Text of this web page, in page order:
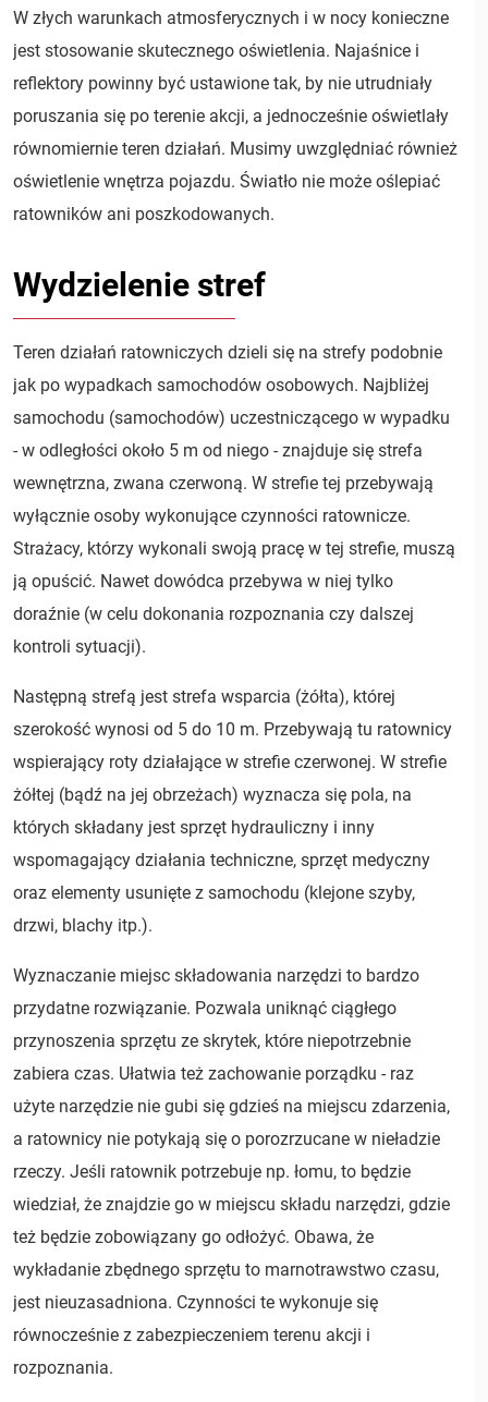
W złych warunkach atmosferycznych i w nocy konieczne
jest stosowanie skutecznego oświetlenia. Najaśnice i
reflektory powinny być ustawione tak, by nie utrudniały
poruszania się po terenie akcji, a jednocześnie oświetlały
równomiernie teren działań. Musimy uwzględniać również
oświetlenie wnętrza pojazdu. Światło nie może oślepiać
ratowników ani poszkodowanych.
Wydzielenie stref
Teren działań ratowniczych dzieli się na strefy podobnie
jak po wypadkach samochodów osobowych. Najbliżej
samochodu (samochodów) uczestniczącego w wypadku
- w odległości około 5 m od niego - znajduje się strefa
wewnętrzna, zwana czerwoną. W strefie tej przebywają
wyłącznie osoby wykonujące czynności ratownicze.
Strażacy, którzy wykonali swoją pracę w tej strefie, muszą
ją opuścić. Nawet dowódca przebywa w niej tylko
doraźnie (w celu dokonania rozpoznania czy dalszej
kontroli sytuacji).
Następną strefą jest strefa wsparcia (żółta), której
szerokość wynosi od 5 do 10 m. Przebywają tu ratownicy
wspierający roty działające w strefie czerwonej. W strefie
żółtej (bądź na jej obrzeżach) wyznacza się pola, na
których składany jest sprzęt hydrauliczny i inny
wspomagający działania techniczne, sprzęt medyczny
oraz elementy usunięte z samochodu (klejone szyby,
drzwi, blachy itp.).
Wyznaczanie miejsc składowania narzędzi to bardzo
przydatne rozwiązanie. Pozwala uniknąć ciągłego
przynoszenia sprzętu ze skrytek, które niepotrzebnie
zabiera czas. Ułatwia też zachowanie porządku - raz
użyte narzędzie nie gubi się gdzieś na miejscu zdarzenia,
a ratownicy nie potykają się o porozrzucane w nieładzie
rzeczy. Jeśli ratownik potrzebuje np. łomu, to będzie
wiedział, że znajdzie go w miejscu składu narzędzi, gdzie
też będzie zobowiązany go odłożyć. Obawa, że
wykładanie zbędnego sprzętu to marnotrawstwo czasu,
jest nieuzasadniona. Czynności te wykonuje się
równocześnie z zabezpieczeniem terenu akcji i
rozpoznania.